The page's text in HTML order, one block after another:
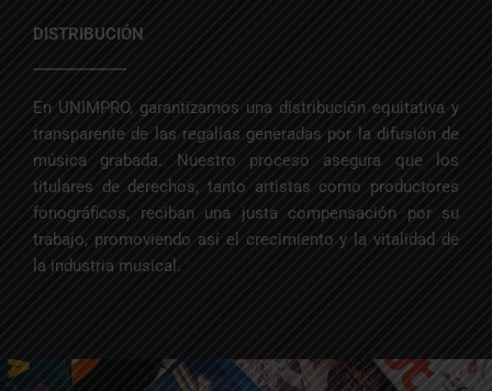
DISTRIBUCIÓN
En UNIMPRO, garantizamos una distribución equitativa y
transparente de las regalías generadas por la difusión de
música grabada. Nuestro proceso asegura que los
titulares de derechos, tanto artistas como productores
fonográficos, reciban una justa compensación por su
trabajo, promoviendo así el crecimiento y la vitalidad de
la industria musical.